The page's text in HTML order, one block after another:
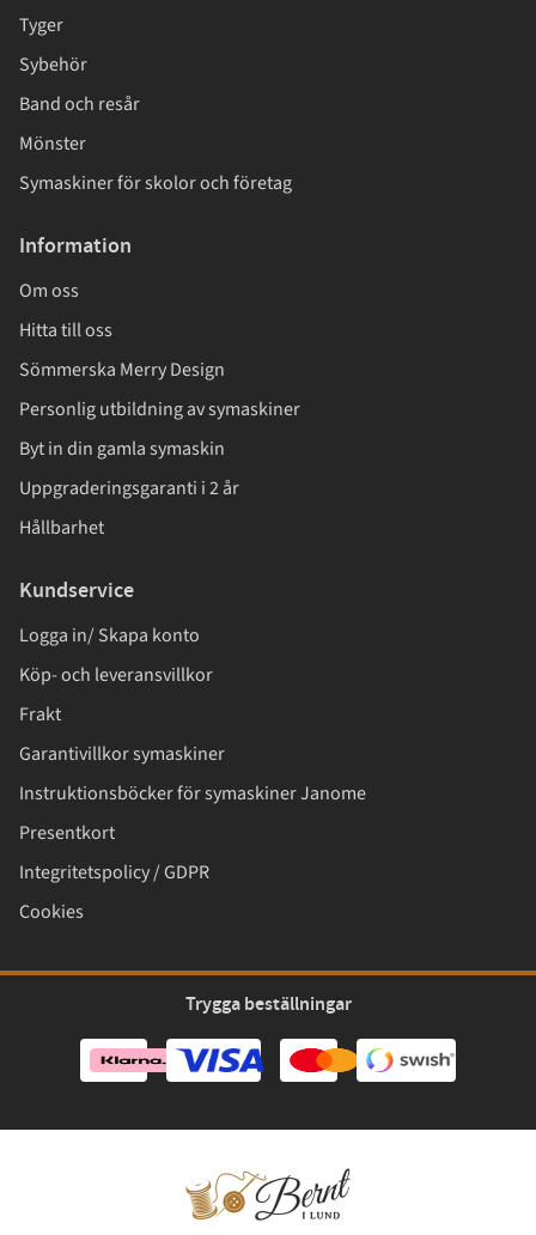
Tyger
Sybehör
Band och resår
Mönster
Symaskiner för skolor och företag
Information
Om oss
Hitta till oss
Sömmerska Merry Design
Personlig utbildning av symaskiner
Byt in din gamla symaskin
Uppgraderingsgaranti i 2 år
Hållbarhet
Kundservice
Logga in/ Skapa konto
Köp- och leveransvillkor
Frakt
Garantivillkor symaskiner
Instruktionsböcker för symaskiner Janome
Presentkort
Integritetspolicy / GDPR
Cookies
Trygga beställningar